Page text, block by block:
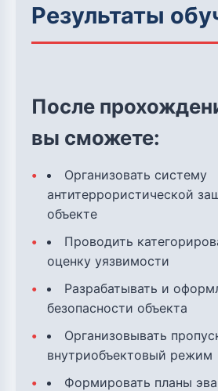
Результаты
После
вы сможете:
Организовать систему
антитеррористической
объекте
Проводить
оценку уязвимости
Разрабатывать и
безопасности объекта
Организовывать
внутриобъектовый режим
Формировать планы